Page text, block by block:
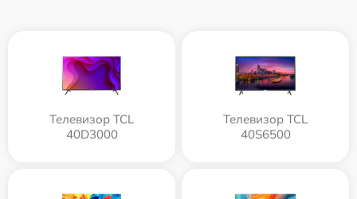
Телевизор TCL
40D3000
Телевизор TCL
40S6500